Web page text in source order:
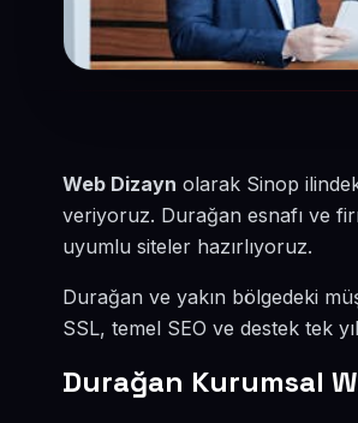
Web Dizayn olarak Sinop
veriyoruz. Durağan esnafı ve
uyumlu siteler hazırlıyoruz.
Durağan ve yakın bölgedeki
SSL, temel SEO ve destek tek
Durağan Kurumsal